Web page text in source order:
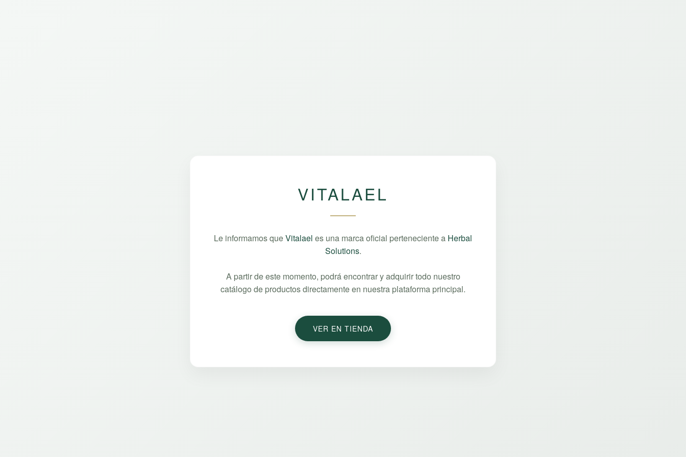
VITALAEL
Le informamos queVitalael es una marca oficial perteneciente a Herbal
Solutions.
A partir de este momento, podrá encontrar y adquirir todo nuestro
catálogo de productos directamente en nuestra plataforma principal.
VER EN TIENDA